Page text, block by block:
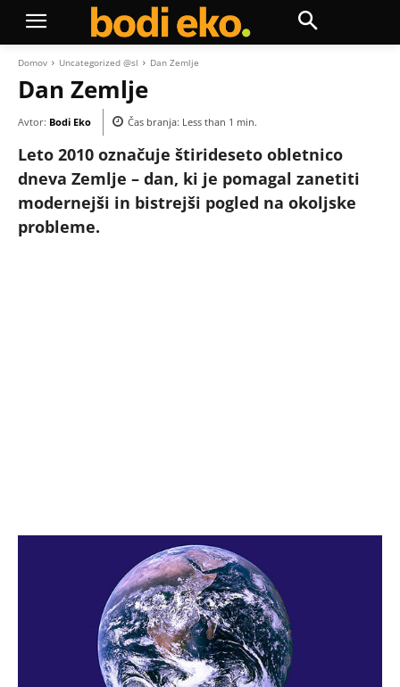
Domov Uncategorized @sl Dan Zemlje
Dan Zemlje
Avtor: Bodi Eko Čas branja: Less than 1 min.
Leto 2010 označuje štirideseto obletnico
dneva Zemlje – dan, ki je pomagal zanetiti
modernejši in bistrejši pogled na okoljske
probleme.